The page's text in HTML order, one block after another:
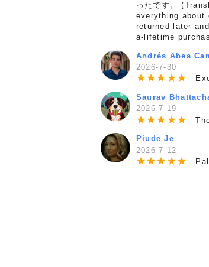
ったです。
everything about
returned later
a-lifetime
Andrés Abea
2026-7-30
★★★ ★★
Saurav
2026-7-19
★★★ ★★
Piude Je
2026-7-12
★★★ ★★